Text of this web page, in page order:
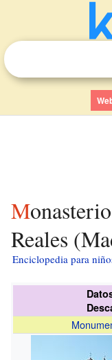
Monasterio de las Descalzas
Reales
Enciclopedia para